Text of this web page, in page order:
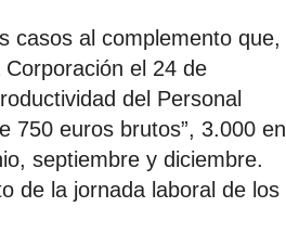
casos al complemento que,
el 24 de
del Personal
750 euros brutos”, 3.000 en
septiembre y diciembre.
de la jornada laboral de los